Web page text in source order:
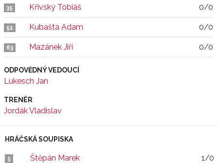
35 Křivský Tobiáš 0/0
51 Kubašta Adam 0/0
63 Mazánek Jiří 0/0
ODPOVĚDNÝ VEDOUCÍ
Lukesch Jan
TRENÉR
Jordák Vladislav
HRÁČSKÁ SOUPISKA
5 Štěpán Marek 1/0